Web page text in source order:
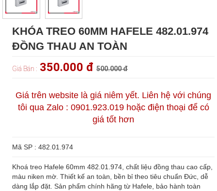
KHÓA TREO 60MM HAFELE 482.01.974
ĐỒNG THAU AN TOÀN
Giá Bán : 350.000 đ 500.000 đ
Giá trên website là giá niêm yết. Liên hệ với chúng
tôi qua Zalo : 0901.923.019 hoặc điện thoại để có
giá tốt hơn
Mã SP : 482.01.974
Khoá treo Hafele 60mm 482.01.974, chất liệu đồng thau cao cấp,
màu niken mờ. Thiết kế an toàn, bền bỉ theo tiêu chuẩn Đức, dễ
dàng lắp đặt. Sản phẩm chính hãng từ Hafele, bảo hành toàn